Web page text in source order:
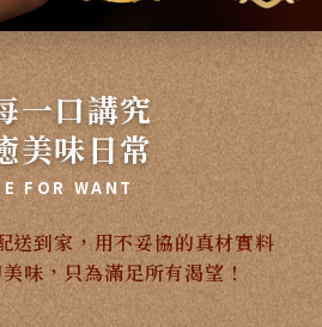
一口講究
美味日常
FOR WANT
送到家，用不妥協的真材實料
味，只為滿足所有渴望！